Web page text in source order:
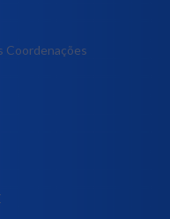
Coordenações